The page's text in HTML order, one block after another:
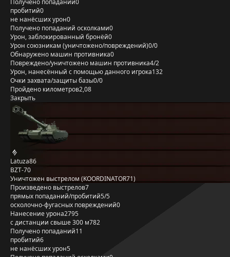
Получено попаданий0
пробитий0
не нанёсших урон0
Получено попаданий осколками0
Урон, заблокированный бронёй0
Урон союзникам (уничтожено/повреждений)0/0
Обнаружено машин противника0
Повреждено/уничтожено машин противника4/2
Урон, нанесённый с помощью данного игрока132
Очки захвата/защиты базы0/0
Пройдено километров2,08
Закрыть
Latuza86
BZT-70
Уничтожен выстрелом (KOORDINATOR71)
Произведено выстрелов7
прямых попаданий/пробитий5/5
осколочно-фугасных повреждений0
Нанесение урона2795
с дистанции свыше 300 м782
Получено попаданий11
пробитий6
не нанёсших урон5